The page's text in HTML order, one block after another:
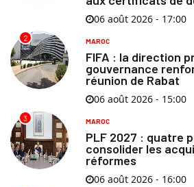
06 août 2026 - 17:00
2 MAROC
FIFA : la direction
gouvernance
réunion de Rabat
06 août 2026 - 15:00
3 MAROC
PLF 2027 : quatre
consolider les
réformes
06 août 2026 - 16:00